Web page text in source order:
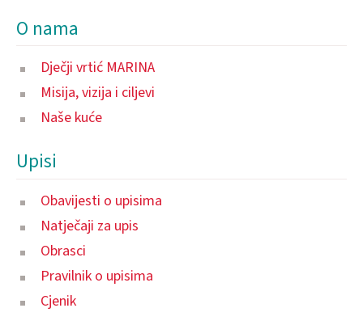
O nama
Dječji vrtić MARINA
Misija, vizija i ciljevi
Naše kuće
Upisi
Obavijesti o upisima
Natječaji za upis
Obrasci
Pravilnik o upisima
Cjenik